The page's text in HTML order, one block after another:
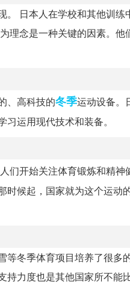
。 日本人在学校和其他训练
理念是一种关键的因素。他
、高科技的冬季运动设备。
运用现代技术和装备。
们开始关注体育锻炼和精神
时候起，国家就为这个运动
等冬季体育项目培养了很多
持力度也是其他国家所不能